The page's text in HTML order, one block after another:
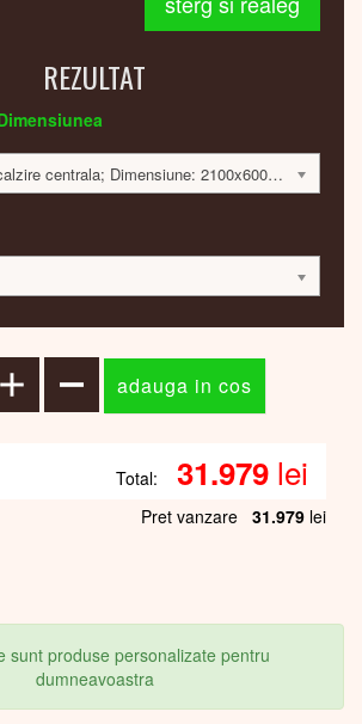
REZULTAT
Tip: sistem de incalzire centrala; Dimensiune: 2100x600x30mm; 1112 Watt; 31862 lei
Total: 31.979 lei
Pret vanzare 31.979 lei
sunt produse personalizate pentru
dumneavoastra